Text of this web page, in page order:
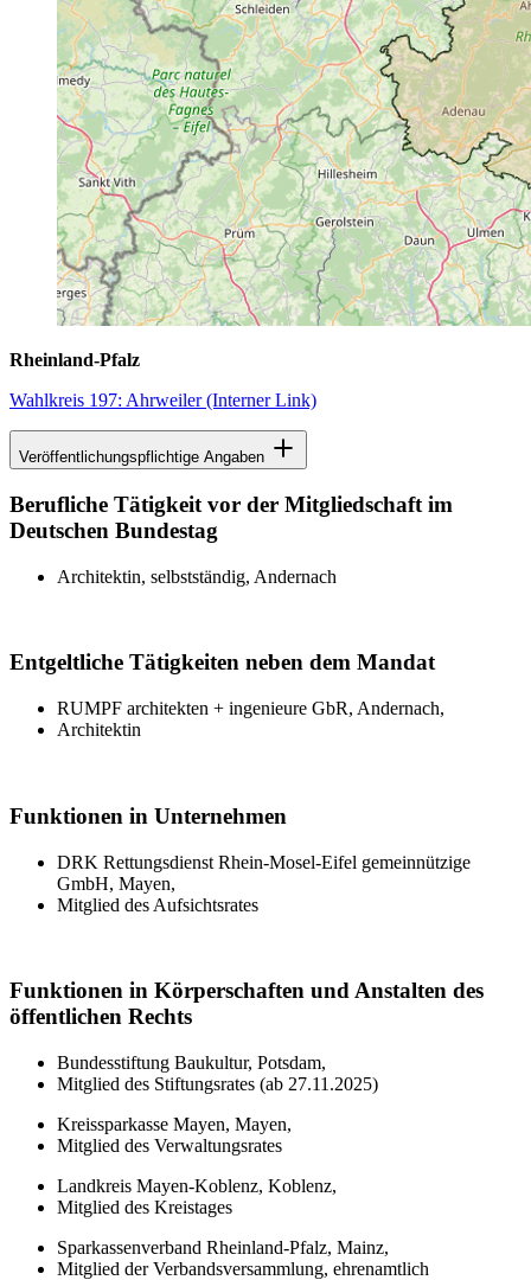
Rheinland-Pfalz
Wahlkreis 197: Ahrweiler(Interner Link)
Veröffentlichungspflichtige Angaben
Berufliche Tätigkeit vor der Mitgliedschaft im
Deutschen Bundestag
Architektin, selbstständig, Andernach
Entgeltliche Tätigkeiten neben dem Mandat
RUMPF architekten + ingenieure GbR, Andernach,
Architektin
Funktionen in Unternehmen
DRK Rettungsdienst Rhein-Mosel-Eifel gemeinnützige
GmbH, Mayen,
Mitglied des Aufsichtsrates
Funktionen in Körperschaften und Anstalten des
öffentlichen Rechts
Bundesstiftung Baukultur, Potsdam,
Mitglied des Stiftungsrates (ab 27.11.2025)
Kreissparkasse Mayen, Mayen,
Mitglied des Verwaltungsrates
Landkreis Mayen-Koblenz, Koblenz,
Mitglied des Kreistages
Sparkassenverband Rheinland-Pfalz, Mainz,
Mitglied der Verbandsversammlung, ehrenamtlich